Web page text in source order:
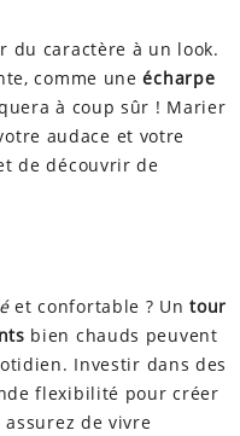
du caractère à un look.
comme uneécharpe
à coup sûr ! Marier
audace et votre
de découvrir de
et confortable ? Untour
bien chauds peuvent
Investir dans des
flexibilité pour créer
de vivre